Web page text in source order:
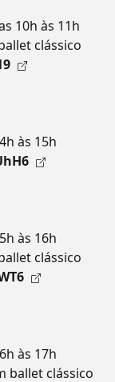
10h às 11h
clássico
às 15h
às 16h
clássico
às 17h
ballet clássico